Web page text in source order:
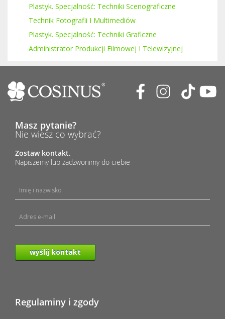
Plastyk. Specjalność: Techniki Scenograficzne
Technik Fotografii I Multimediów
Plastyk. Specjalność: Techniki Graficzne
Administrator Produkcji Filmowej I Telewizyjnej
Masz pytanie?
Nie wiesz co wybrać?
Zostaw kontakt.
Napiszemy lub zadzwonimy do ciebie
wyślij kontakt
Regulaminy i zgody